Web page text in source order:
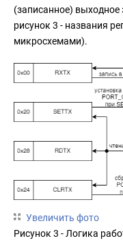
(записанное) выходное
рисунок 3 - названия
микросхемами).
Увеличить фото
Рисунок 3 - Логика